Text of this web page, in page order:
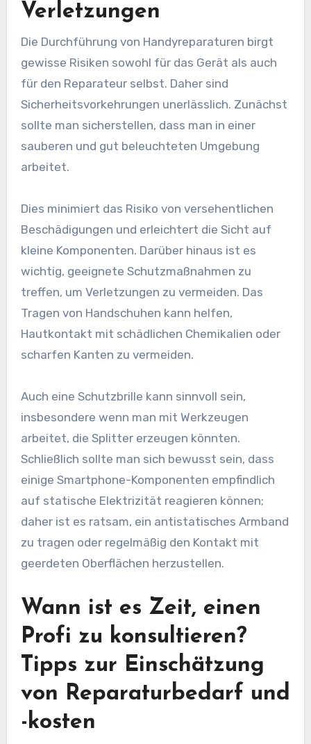
Verletzungen
Die Durchführung von Handyreparaturen birgt
gewisse Risiken sowohl für das Gerät als auch
für den Reparateur selbst. Daher sind
Sicherheitsvorkehrungen unerlässlich. Zunächst
sollte man sicherstellen, dass man in einer
sauberen und gut beleuchteten Umgebung
arbeitet.
Dies minimiert das Risiko von versehentlichen
Beschädigungen und erleichtert die Sicht auf
kleine Komponenten. Darüber hinaus ist es
wichtig, geeignete Schutzmaßnahmen zu
treffen, um Verletzungen zu vermeiden. Das
Tragen von Handschuhen kann helfen,
Hautkontakt mit schädlichen Chemikalien oder
scharfen Kanten zu vermeiden.
Auch eine Schutzbrille kann sinnvoll sein,
insbesondere wenn man mit Werkzeugen
arbeitet, die Splitter erzeugen könnten.
Schließlich sollte man sich bewusst sein, dass
einige Smartphone-Komponenten empfindlich
auf statische Elektrizität reagieren können;
daher ist es ratsam, ein antistatisches Armband
zu tragen oder regelmäßig den Kontakt mit
geerdeten Oberflächen herzustellen.
Wann ist es Zeit, einen
Profi zu konsultieren?
Tipps zur Einschätzung
von Reparaturbedarf und
-kosten